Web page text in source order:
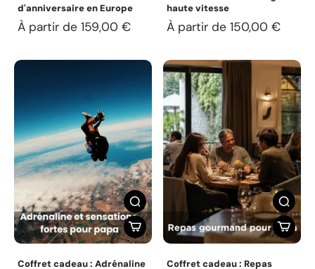
d'anniversaire en Europe
À partir de 159,00 €
haute vitesse
À partir de 150,00 €
Coffret cadeau : Adrénaline Coffret cadeau : Repas